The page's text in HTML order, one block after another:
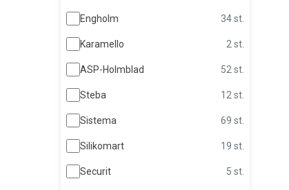
Engholm 34 st.
Karamello 2 st.
ASP-Holmblad 52 st.
Steba 12 st.
Sistema 69 st.
Silikomart 19 st.
Securit 5 st.